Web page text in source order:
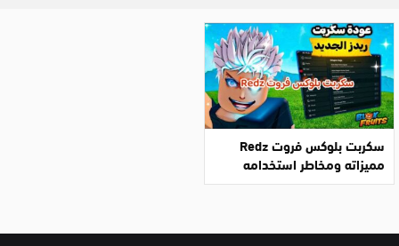
سكربت بلوكس فروت Redz
مميزاته ومخاطر استخدامه